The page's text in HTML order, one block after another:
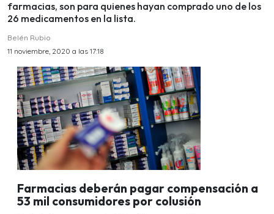
farmacias, son para quienes hayan comprado uno de los
26 medicamentos en la lista.
Belén Rubio
11 noviembre, 2020 a las 17:18
Farmacias deberán pagar compensación a
53 mil consumidores por colusión